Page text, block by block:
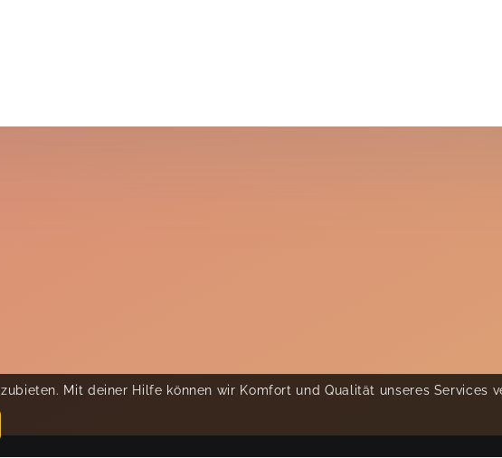
Mit deiner Hilfe können wir Komfort und Qualität unseres Services